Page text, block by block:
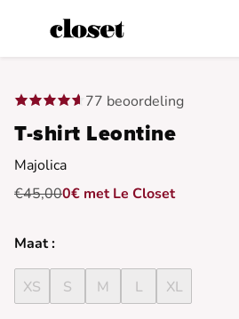
77 beoordeling
T-shirt Leontine
Majolica
€45,000€ met Le Closet
Maat :
XS S M L XL